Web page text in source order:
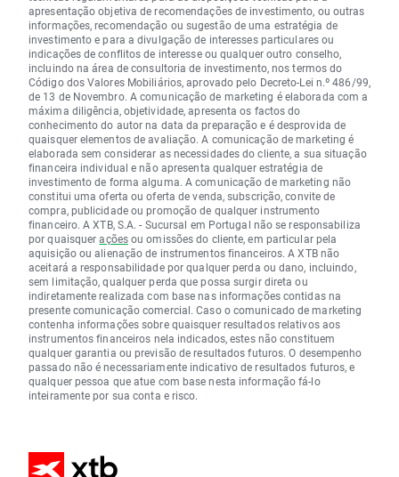
apresentação objetiva de recomendações de investimento, ou outras
informações, recomendação ou sugestão de uma estratégia de
investimento e para a divulgação de interesses particulares ou
indicações de conflitos de interesse ou qualquer outro conselho,
incluindo na área de consultoria de investimento, nos termos do
Código dos Valores Mobiliários, aprovado pelo Decreto-Lei n.º 486/99,
de 13 de Novembro. A comunicação de marketing é elaborada com a
máxima diligência, objetividade, apresenta os factos do
conhecimento do autor na data da preparação e é desprovida de
quaisquer elementos de avaliação. A comunicação de marketing é
elaborada sem considerar as necessidades do cliente, a sua situação
financeira individual e não apresenta qualquer estratégia de
investimento de forma alguma. A comunicação de marketing não
constitui uma oferta ou oferta de venda, subscrição, convite de
compra, publicidade ou promoção de qualquer instrumento
financeiro. A XTB, S.A. - Sucursal em Portugal não se responsabiliza
por quaisqueraçõesou omissões do cliente, em particular pela
aquisição ou alienação de instrumentos financeiros. A XTB não
aceitará a responsabilidade por qualquer perda ou dano, incluindo,
sem limitação, qualquer perda que possa surgir direta ou
indiretamente realizada com base nas informações contidas na
presente comunicação comercial. Caso o comunicado de marketing
contenha informações sobre quaisquer resultados relativos aos
instrumentos financeiros nela indicados, estes não constituem
qualquer garantia ou previsão de resultados futuros. O desempenho
passado não é necessariamente indicativo de resultados futuros, e
qualquer pessoa que atue com base nesta informação fá-lo
inteiramente por sua conta e risco.